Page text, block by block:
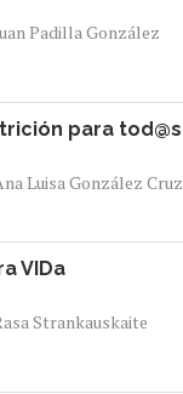
Padilla González
para tod@s
Luisa González Cruz
VIDa
Strankauskaite